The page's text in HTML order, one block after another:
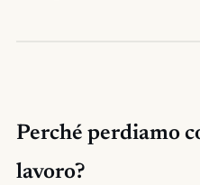
Perché perdiamo
lavoro?